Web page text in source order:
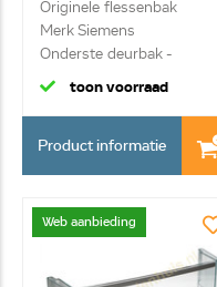
Originele flessenbak
Merk Siemens
Onderste deurbak -
transp...
toon voorraad
Product informatie
Web aanbieding